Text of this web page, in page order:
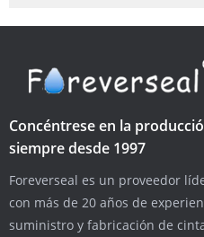
Concéntrese en la
siempre desde 1997
Foreverseal es un proveedor
con más de 20 años de
suministro y fabricación de